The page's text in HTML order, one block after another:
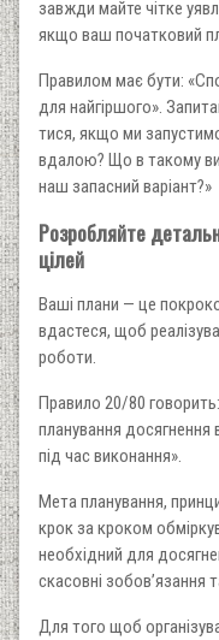
завжди майте чітке
якщо ваш початковий
Пра­вилом має бути:
для найгіршого».
тися, якщо ми
вдалою? Що в такому
наш запасний варіант?»
Розробляйте
цілей
Ваші плани — це
вдастеся, щоб
роботи.
Правило 20/80
планування
під час виконання».
Мета планування,
крок за кроком
необхідний для
скасовні зобов’язання
Для того щоб